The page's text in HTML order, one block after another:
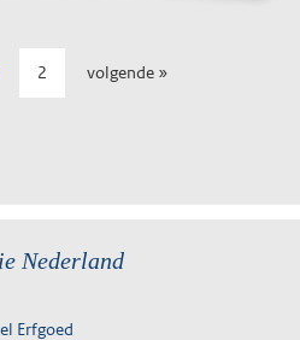
2 volgende »
Nederland
Erfgoed